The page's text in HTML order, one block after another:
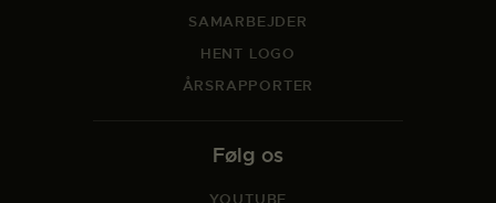
SAMARBEJDER
HENT LOGO
ÅRSRAPPORTER
Følg os
YOUTUBE